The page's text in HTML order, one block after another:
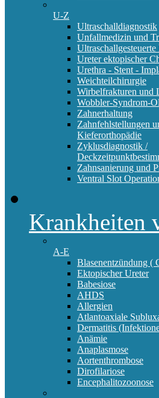
U-Z
Ultraschalldiagnostik
Unfallmedizin und
Ureter ektopischer
Urethra - Stent -
Weichteilchirurgie
Wirbelfrakturen und
Wobbler-Syndrom-
Zahnerhaltung
Zahnfehlstellungen
Kieferorthopädie
Zyklusdiagnostik /
Zahnsanierung und
Ventral Slot
Krankheiten
A-E
Blasenentzündung (
Ektopischer Ureter
Babesiose
AHDS
Allergien
Atlantoaxiale
Dermatitis
Anämie
Anaplasmose
Aortenthrombose
Dirofilariose
Encephalitozoonose